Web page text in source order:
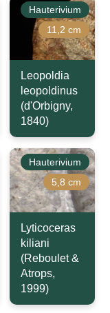
Hauterivium
11,2 cm
Leopoldia
leopoldinus
(d'Orbigny,
1840)
Hauterivium
5,8 cm
Lyticoceras
kiliani
(Reboulet &
Atrops,
1999)